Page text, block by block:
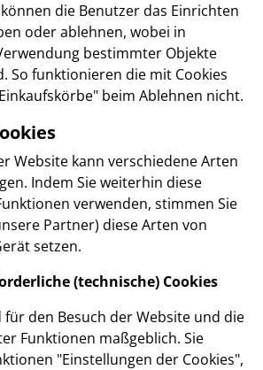
die Benutzer das Einrichten
oder ablehnen, wobei in
bestimmter Objekte
So funktionieren die mit Cookies
beim Ablehnen nicht.
Website kann verschiedene Arten
Indem Sie weiterhin diese
verwenden, stimmen Sie
Partner) diese Arten von
setzen.
(technische) Cookies
für den Besuch der Website und die
Funktionen maßgeblich. Sie
"Einstellungen der Cookies",